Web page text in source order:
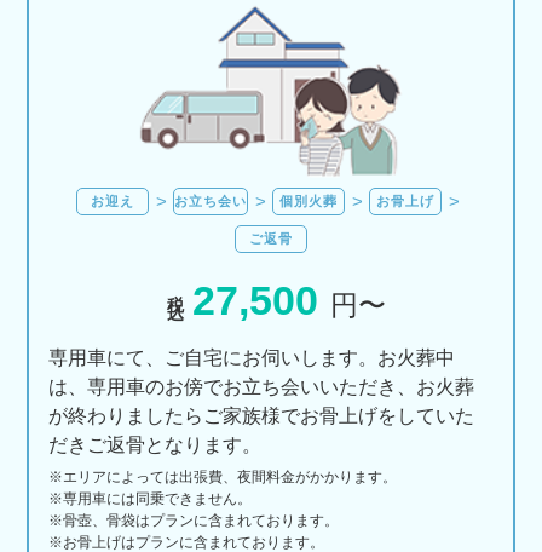
お迎え お立ち会い 個別火葬 お骨上げ
ご返骨
27,500 円〜
専用車にて、ご自宅にお伺いします。お火葬中
は、専用車のお傍でお立ち会いいただき、お火葬
が終わりましたらご家族様でお骨上げをしていた
だきご返骨となります。
※エリアによっては出張費、夜間料金がかかります。
※専用車には同乗できません。
※骨壺、骨袋はプランに含まれております。
※お骨上げはプランに含まれております。